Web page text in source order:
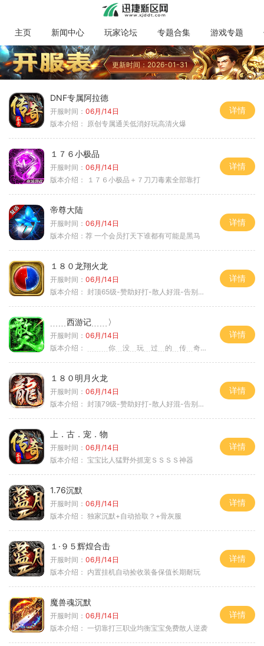
主页 新闻中心 玩家论坛 专题合集 游戏专题
更新时间：2026-01-31
DNF专属阿拉德
开服时间： 06月/14日
版本介绍： 原创专属通关低消好玩高清火爆
详情
１７６小极品
开服时间： 06月/14日
版本介绍：
１７６小极品＋７刀刀毒素全部靠打
详情
帝尊大陆
开服时间： 06月/14日
版本介绍： 荐 一个会员打天下谁都有可能是黑马
详情
１８０龙翔火龙
开服时间： 06月/14日
版本介绍： 封顶65级-赞助好打-散人好混-告别坑服
详情
﹍﹍西游记﹍﹍〉
开服时间： 06月/14日
版本介绍：
﹍﹍﹍你﹍没﹍玩﹍过﹍的﹍传﹍奇﹍﹍﹍〉
详情
１８０明月火龙
开服时间： 06月/14日
版本介绍： 封顶79级-赞助好打-散人好混-告别坑服
详情
上．古．宠．物
开服时间： 06月/14日
版本介绍： 宝宝比人猛野外抓宠ＳＳＳＳ神器
详情
1.76沉默
开服时间： 06月/14日
版本介绍： 独家沉默+自动拾取？+骨灰服
详情
１·９５辉煌合击
开服时间： 06月/14日
版本介绍： 内置挂机自动捡收装备保值长期耐玩
详情
魔兽魂沉默
开服时间： 06月/14日
版本介绍： 一切靠打三职业均衡宝宝免费散人逆袭
详情